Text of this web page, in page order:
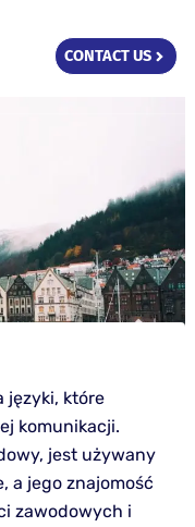
CONTACT US
języki, które
komunikacji.
jest używany
a jego znajomość
zawodowych i